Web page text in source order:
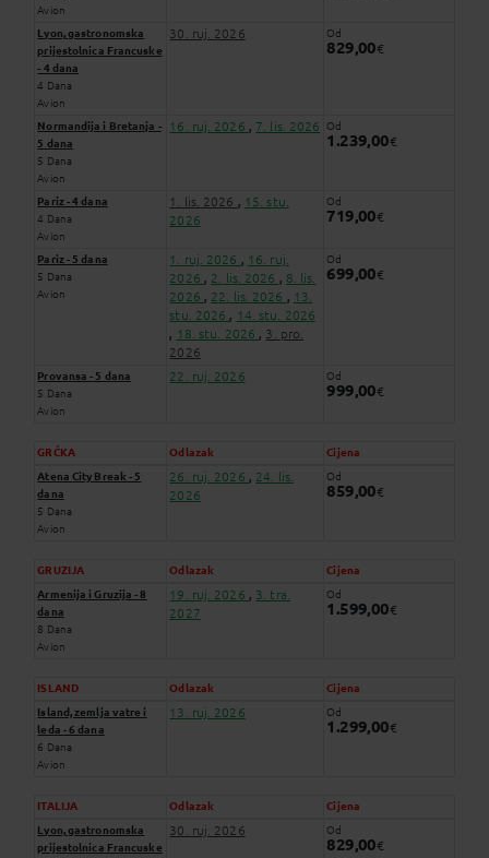
Avion
Lyon, gastronomska
prijestolnica Francuske
- 4 dana
4 Dana
Avion
30. ruj. 2026 Od
829,00€
Normandija i Bretanja -
5 dana
5 Dana
Avion
16. ruj. 2026 , 7. lis. 2026 Od
1.239,00€
Pariz - 4 dana
4 Dana
Avion
1. lis. 2026 , 15. stu.
2026
Od
719,00€
Pariz - 5 dana
5 Dana
Avion
1. ruj. 2026 , 16. ruj.
2026 , 2. lis. 2026 , 8. lis.
2026 , 22. lis. 2026 , 13.
stu. 2026 , 14. stu. 2026
, 18. stu. 2026 , 3. pro.
2026
Od
699,00€
Provansa - 5 dana
5 Dana
Avion
22. ruj. 2026 Od
999,00€
GRČKA Odlazak
Cijena
Atena City Break - 5
dana
5 Dana
Avion
26. ruj. 2026 , 24. lis.
2026
Od
859,00€
GRUZIJA Odlazak
Cijena
Armenija i Gruzija - 8
dana
8 Dana
Avion
19. ruj. 2026 , 3. tra.
2027
Od
1.599,00€
ISLAND Odlazak
Cijena
Island, zemlja vatre i
leda - 6 dana
6 Dana
Avion
13. ruj. 2026 Od
1.299,00€
ITALIJA Odlazak
Cijena
Lyon, gastronomska
prijestolnica Francuske
30. ruj. 2026 Od
829,00€